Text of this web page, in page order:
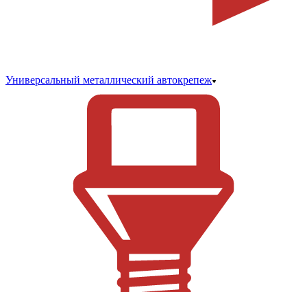
Универсальный металлический автокрепеж